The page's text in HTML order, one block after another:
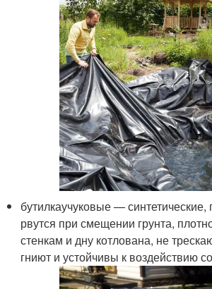
бутилкаучуковые —
рвутся при смещении грунта,
стенкам и дну котлована, не
гниют и устойчивы к воздействию